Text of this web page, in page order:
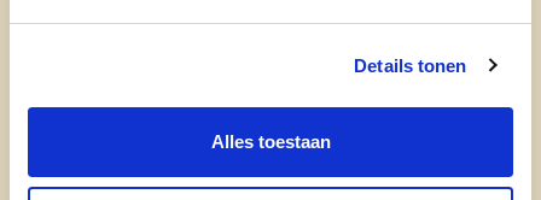
Details tonen
Alles toestaan